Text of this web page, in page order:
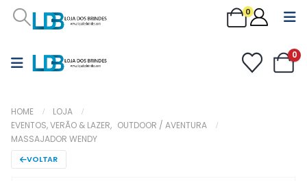
0
0
HOME
LOJA
EVENTOS, VERÃO & LAZER, OUTDOOR / AVENTURA
MASSAJADOR WENDY
VOLTAR